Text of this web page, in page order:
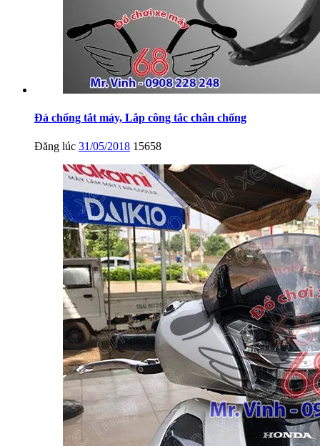
Đá chống tắt máy, Lắp công tắc chân chống
Đăng lúc 31/05/2018 15658